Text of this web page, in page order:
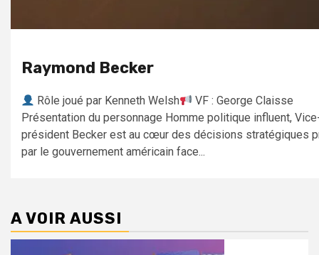
Raymond Becker
Rôle joué par Kenneth Welsh
VF : George Claisse
Présentation du personnage Homme politique influent,
président Becker est au cœur des décisions stratégiques
par le gouvernement américain face...
A VOIR AUSSI